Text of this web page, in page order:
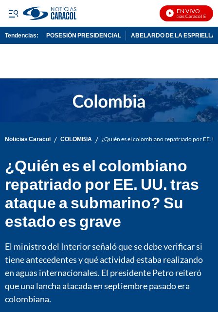
EN VIVO
Noticias Caracol En Vivo
Tendencias: POSESIÓN PRESIDENCIAL ABELARDO DE LA ESPRIELLA
Noticias Caracol / COLOMBIA / ¿Quién es el colombiano repatriado por EE.
¿Quién es el colombiano
repatriado por EE. UU. tras
ataque a submarino? Su
estado es grave
El ministro del Interior señaló que se debe verificar si
tiene antecedentes y qué actividad estaba realizando
en aguas internacionales. El presidente Petro reiteró
que una lancha atacada en septiembre pasado era
colombiana.